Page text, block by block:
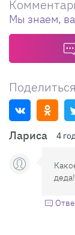
Мы знаем,
Лариса 4